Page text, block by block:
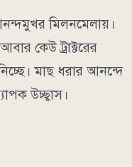
মিলনমেলায়।
কেউ ট্রাক্টরের
মাছ ধরার আনন্দে
উচ্ছ্বাস।